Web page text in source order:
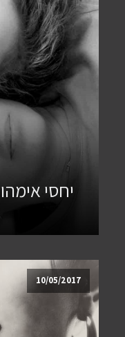
יחסי
10/05/2017